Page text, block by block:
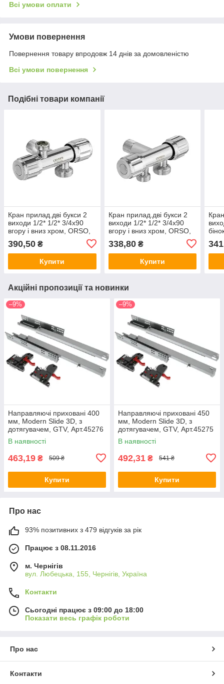
Всі умови оплати
Умови повернення
Повернення товару впродовж 14 днів за домовленістю
Всі умови повернення
Подібні товари компанії
Кран прилад.дві букси 2
виходи 1/2* 1/2* 3/4х90
вгору і вниз хром, ORSO,
390,50 ₴
Купити
Кран прилад.дві букси 2
виходи 1/2* 1/2* 3/4х90
вгору і вниз хром, ORSO,
338,80₴
Купити
341
Акційні пропозиції та новинки
–9%
Направляючі приховані 400
мм, Modern Slide 3D, з
дотягувачем, GTV, Арт.45276
В наявності
463,19 ₴ 509 ₴
Купити
–9%
Направляючі приховані 450
мм, Modern Slide 3D, з
дотягувачем, GTV, Арт.45275
В наявності
492,31 ₴ 541 ₴
Купити
Про нас
93% позитивних з 479 відгуків за рік
Працює з 08.11.2016
м. Чернігів
вул. Любецька, 155, Чернігів, Україна
Контакти
Сьогодні працює з 09:00 до 18:00
Показати весь графік роботи
Про нас
Контакти